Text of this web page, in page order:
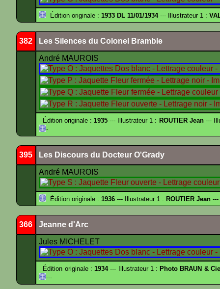
Édition originale : 1933 DL 11/01/1934--- Illustrateur 1 :
382 Les Silences du Colonel Bramble
André MAUROIS
Édition originale :1935 --- Illustrateur 1 : ROUTIER Jean---
-
395 Les Discours du Docteur O'Grady
André MAUROIS
Édition originale : 1936 --- Illustrateur 1 : ROUTIER Jean ---
366 Jeanne d'Arc
Jules MICHELET
Édition originale :1934--- Illustrateur 1 : Photo BRAUN &
---